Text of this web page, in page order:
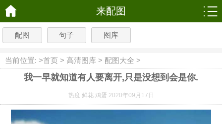
来配图
配图 句子 图库
当前位置: >首页 > 高清图库 > 配图大全 >
我一早就知道有人要离开,只是没想到会是你.
热度:鲜花:鸡蛋:2020年09月17日